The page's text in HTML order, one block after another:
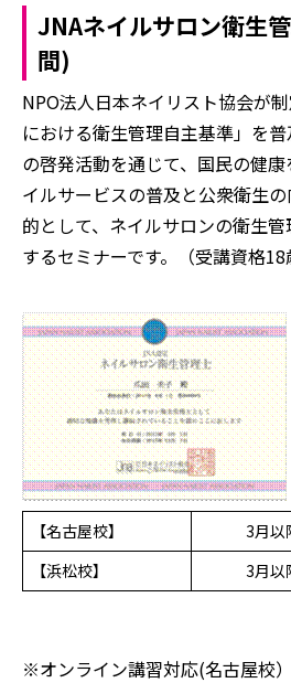
JNAネイルサロン衛生
間)
NPO法人日本ネイリスト協会が
における衛生管理自主基準」を
の啓発活動を通じて、国民の健
イルサービスの普及と公衆衛生
的として、ネイルサロンの衛生
するセミナーです。（受講資格18
【名古屋校】
3月以降
【浜松校】
3月以降
※オンライン講習対応(名古屋校）